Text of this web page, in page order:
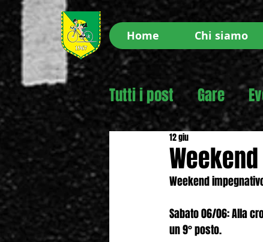
Home Chi siamo
Tutti i post Gare
12 giu
Weekend
Sabato 06/06: Alla
un 9° posto.